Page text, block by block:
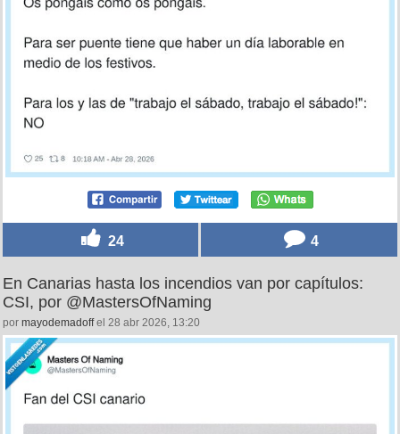
24 4
En Canarias hasta los incendios van por capítulos:
CSI, por @MastersOfNaming
por mayodemadoffel 28 abr 2026, 13:20